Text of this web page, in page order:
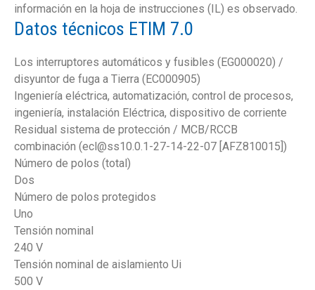
información en la hoja de instrucciones (IL) es observado.
Datos técnicos ETIM 7.0
Los interruptores automáticos y fusibles (EG000020) /
disyuntor de fuga a Tierra (EC000905)
Ingeniería eléctrica, automatización, control de procesos,
ingeniería, instalación Eléctrica, dispositivo de corriente
Residual sistema de protección / MCB/RCCB
combinación (ecl@ss10.0.1-27-14-22-07 [AFZ810015])
Número de polos (total)
Dos
Número de polos protegidos
Uno
Tensión nominal
240 V
Tensión nominal de aislamiento Ui
500 V